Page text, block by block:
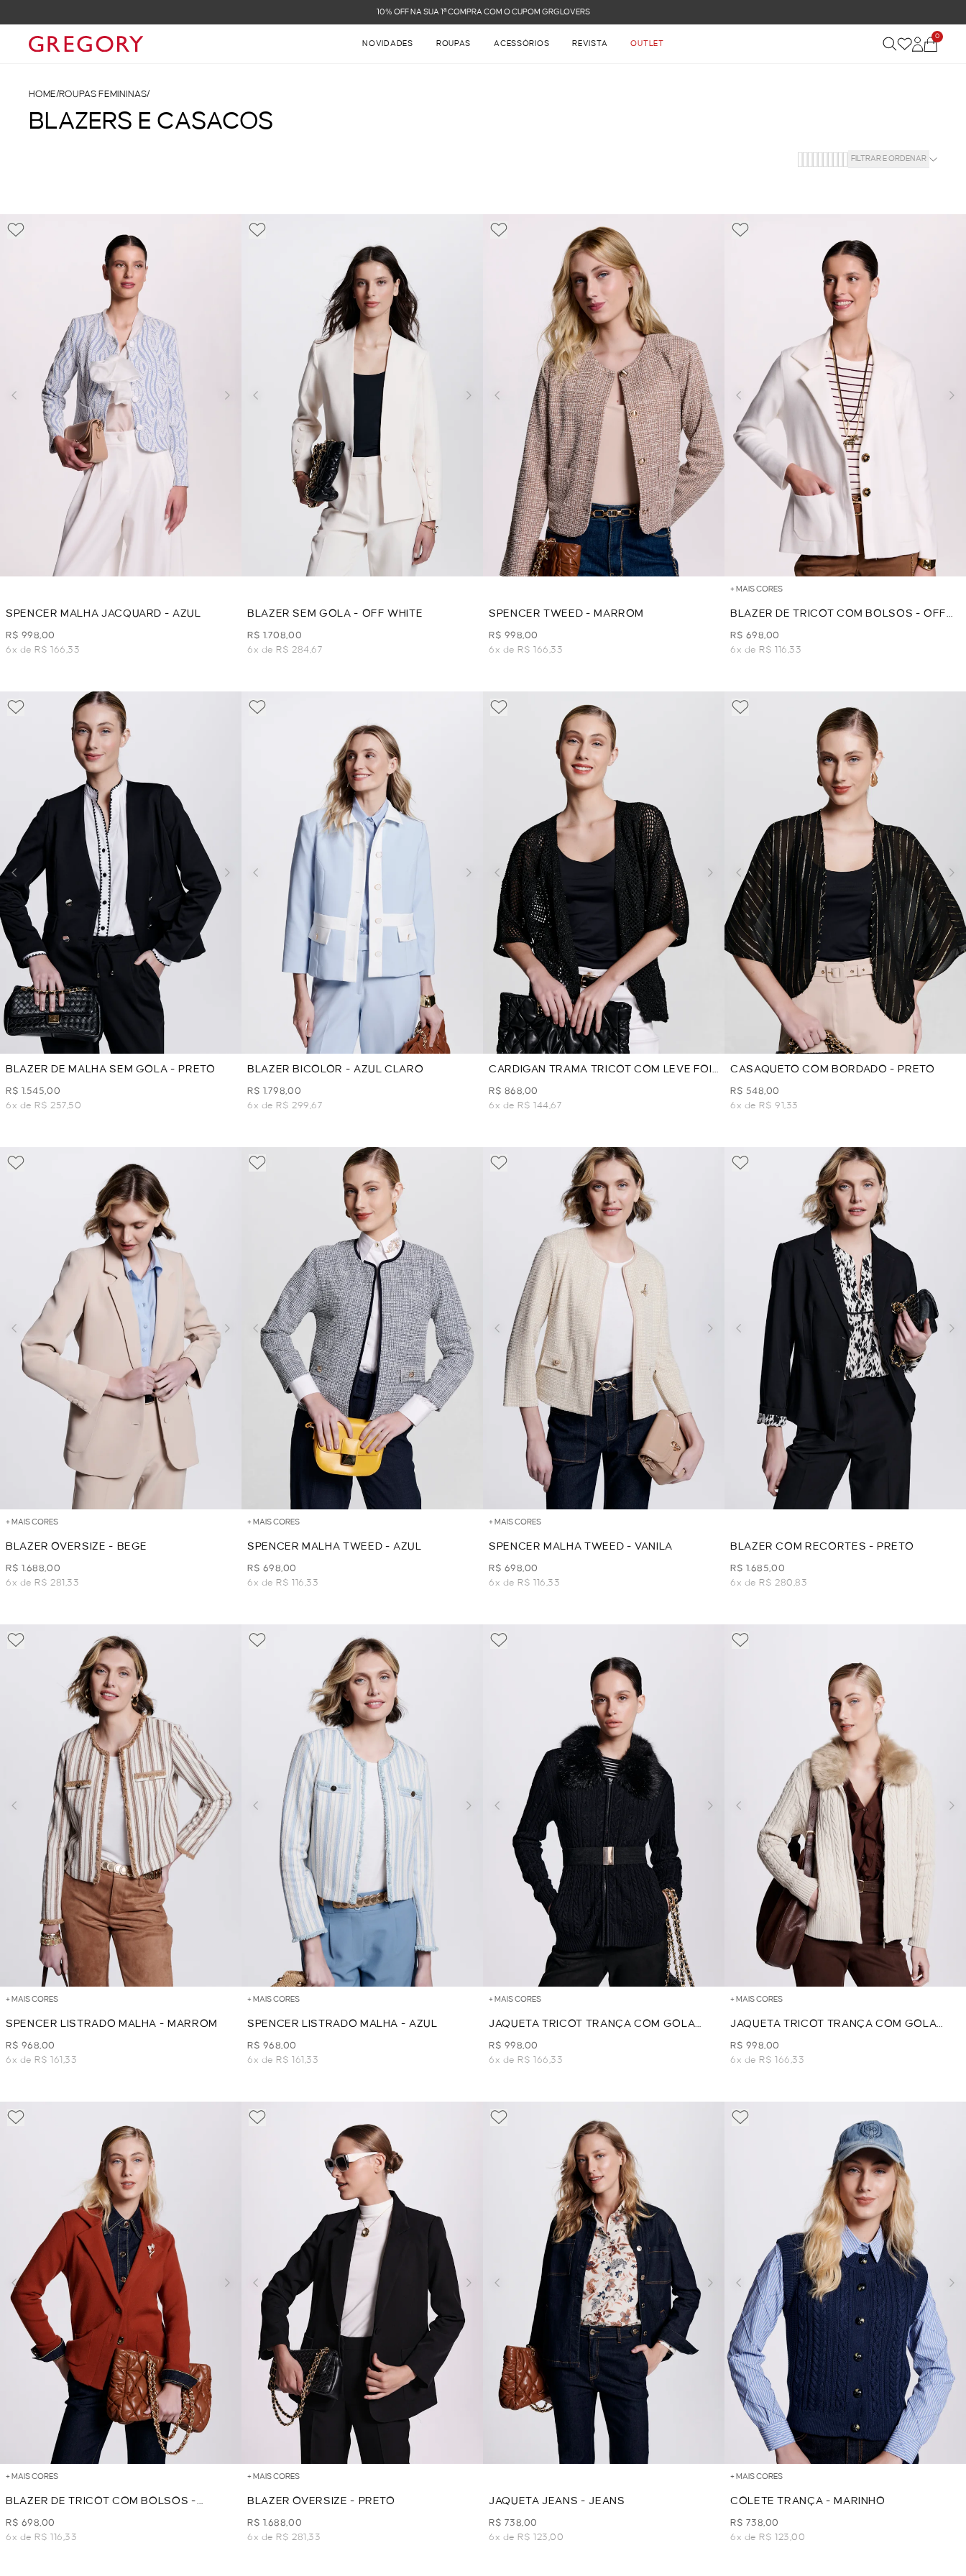
FRETE GRÁTIS NAS COMPRAS ACIMA DE R$ 899
NOVIDADES ROUPAS ACESSÓRIOS REVISTA OUTLET
0
HOME/ROUPAS FEMININAS/
BLAZERS E CASACOS
FILTRAR E ORDENAR
SPENCER MALHA JACQUARD - AZUL
R$ 998,00
6x de R$ 166,33
BLAZER SEM GOLA - OFF WHITE
R$ 1.708,00
6x de R$ 284,67
SPENCER TWEED - MARROM
R$ 998,00
6x de R$ 166,33
+ MAIS CORES
BLAZER DE TRICOT COM BOLSOS - OFF
WHITE
R$ 698,00
6x de R$ 116,33
BLAZER DE MALHA SEM GOLA - PRETO
R$ 1.545,00
6x de R$ 257,50
BLAZER BICOLOR - AZUL CLARO
R$ 1.798,00
6x de R$ 299,67
CARDIGAN TRAMA TRICOT COM LEVE FOIL
- PRETO
R$ 868,00
6x de R$ 144,67
CASAQUETO COM BORDADO - PRETO
R$ 548,00
6x de R$ 91,33
+ MAIS CORES
BLAZER OVERSIZE - BEGE
R$ 1.688,00
6x de R$ 281,33
+ MAIS CORES
SPENCER MALHA TWEED - AZUL
R$ 698,00
6x de R$ 116,33
+ MAIS CORES
SPENCER MALHA TWEED - VANILA
R$ 698,00
6x de R$ 116,33
BLAZER COM RECORTES - PRETO
R$ 1.685,00
6x de R$ 280,83
+ MAIS CORES
SPENCER LISTRADO MALHA - MARROM
R$ 968,00
6x de R$ 161,33
+ MAIS CORES
SPENCER LISTRADO MALHA - AZUL
R$ 968,00
6x de R$ 161,33
+ MAIS CORES
JAQUETA TRICOT TRANÇA COM GOLA
PELO - PRETO
R$ 998,00
6x de R$ 166,33
+ MAIS CORES
JAQUETA TRICOT TRANÇA COM GOLA
PELO - BEGE
R$ 998,00
6x de R$ 166,33
+ MAIS CORES
BLAZER DE TRICOT COM BOLSOS -
TERRACOTA
R$ 698,00
6x de R$ 116,33
+ MAIS CORES
BLAZER OVERSIZE - PRETO
R$ 1.688,00
6x de R$ 281,33
JAQUETA JEANS - JEANS
R$ 738,00
6x de R$ 123,00
+ MAIS CORES
COLETE TRANÇA - MARINHO
R$ 738,00
6x de R$ 123,00